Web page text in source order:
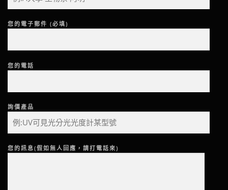
您的電子郵件 (必填)
您的電話
詢價產品
您的訊息(假如無人回應，請打電話來)